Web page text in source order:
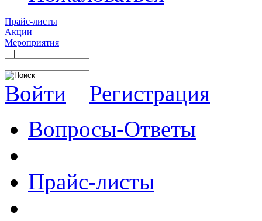
Прайс-листы
Акции
Мероприятия
| |
Войти
Регистрация
Вопросы-Ответы
Прайс-листы